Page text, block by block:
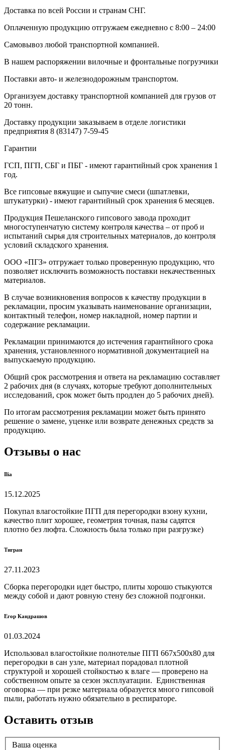
Доставка по всей России и странам СНГ.
Оплаченную продукцию отгружаем ежедневно с 8:00 – 24:00
Самовывоз любой транспортной компанией.
В нашем распоряжении вилочные и фронтальные погрузчики
Поставки авто- и железнодорожным транспортом.
Организуем доставку транспортной компанией для грузов от
20 тонн.
Доставку продукции заказываем в отделе логистики
предприятия 8 (83147) 7-59-45
Гарантии
ГСП, ПГП, СБГ и ПБГ - имеют гарантийный срок хранения 1
год.
Все гипсовые вяжущие и сыпучие смеси (шпатлевки,
штукатурки) - имеют гарантийный срок хранения 6 месяцев.
Продукция Пешеланского гипсового завода проходит
многоступенчатую систему контроля качества – от проб и
испытаний сырья для строительных материалов, до контроля
условий складского хранения.
ООО «ПГЗ» отгружает только проверенную продукцию, что
позволяет исключить возможность поставки некачественных
материалов.
В случае возникновения вопросов к качеству продукции в
рекламации, просим указывать наименование организации,
контактный телефон, номер накладной, номер партии и
содержание рекламации.
Рекламации принимаются до истечения гарантийного срока
хранения, установленного нормативной документацией на
выпускаемую продукцию.
Общий срок рассмотрения и ответа на рекламацию составляет
2 рабочих дня (в случаях, которые требуют дополнительных
исследований, срок может быть продлен до 5 рабочих дней).
По итогам рассмотрения рекламации может быть принято
решение о замене, уценке или возврате денежных средств за
продукцию.
Отзывы о нас
Ilia
15.12.2025
Покупал влагостойкие ПГП для перегородки взону кухни,
качество плит хорошее, геометрия точная, пазы садятся
плотно без люфта. Сложность была только при разгрузке)
Тигран
27.11.2023
Сборка перегородки идет быстро, плиты хорошо стыкуются
между собой и дают ровную стену без сложной подгонки.
Егор Кандрашов
01.03.2024
Использовал влагостойкие полнотелые ПГП 667х500х80 для
перегородки в сан узле, материал порадовал плотной
структурой и хорошей стойкостью к влаге — проверено на
собственном опыте за сезон эксплуатации. Единственная
оговорка — при резке материала образуется много гипсовой
пыли, работать нужно обязательно в респираторе.
Оставить отзыв
Ваша оценка